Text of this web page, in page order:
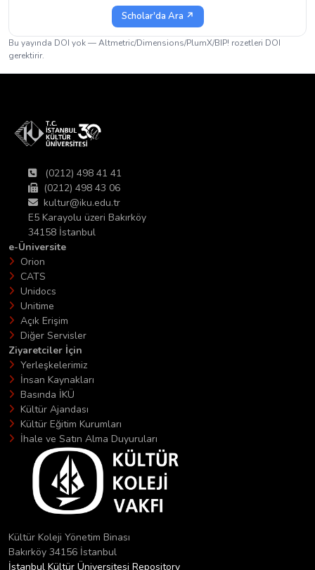
Scholar'da Ara ↗
Bu yayında DOI yok — Altmetric/Dimensions/PlumX/BIP! rozetleri DOI
gerektirir.
(0212) 498 41 41
(0212) 498 43 06
kultur@iku.edu.tr
E5 Karayolu üzeri Bakırköy
34158 İstanbul
e-Üniversite
Orion
CATS
Unidocs
Unitime
Açık Erişim
Diğer Servisler
Ziyaretciler İçin
Yerleşkelerimiz
İnsan Kaynakları
Basında İKÜ
Kültür Ajandası
Kültür Eğitim Kurumları
İhale ve Satın Alma Duyuruları
Kültür Koleji Yönetim Binası
Bakırköy 34156 İstanbul
İstanbul Kültür Üniversitesi Repository